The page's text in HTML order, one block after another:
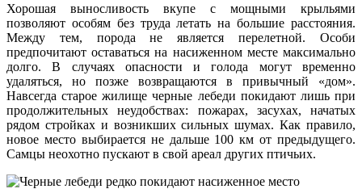
Хорошая выносливость вкупе с мощными крыльями
позволяют особям без труда летать на большие расстояния.
Между тем, порода не является перелетной. Особи
предпочитают оставаться на насиженном месте максимально
долго. В случаях опасности и голода могут временно
удаляться, но позже возвращаются в привычный «дом».
Навсегда старое жилище черные лебеди покидают лишь при
продолжительных неудобствах: пожарах, засухах, начатых
рядом стройках и возникших сильных шумах. Как правило,
новое место выбирается не дальше 100 км от предыдущего.
Самцы неохотно пускают в свой ареал других птичьих.